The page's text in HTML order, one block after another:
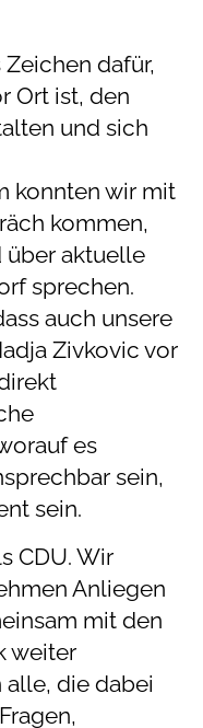
Zeichen dafür,
Ort ist, den
und sich
konnten wir mit
kommen,
über aktuelle
sprechen.
auch unsere
Zivkovic vor
es
sein,
sein.
CDU. Wir
Anliegen
mit den
weiter
alle, die dabei